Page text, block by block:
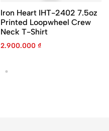
Iron Heart IHT-2402 7.5oz
Printed Loopwheel Crew
Neck T-Shirt
2.900.000 ₫